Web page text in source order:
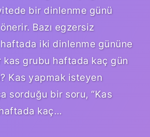
bir dinlenme günü
Bazı egzersiz
iki dinlenme gününe
kas grubu haftada kaç gün
Kas yapmak isteyen
sorduğu bir soru, “Kas
kaç…